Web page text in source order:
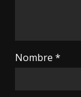
Nombre *